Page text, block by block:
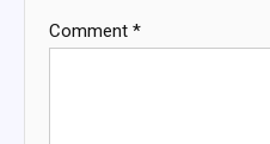
Comment *